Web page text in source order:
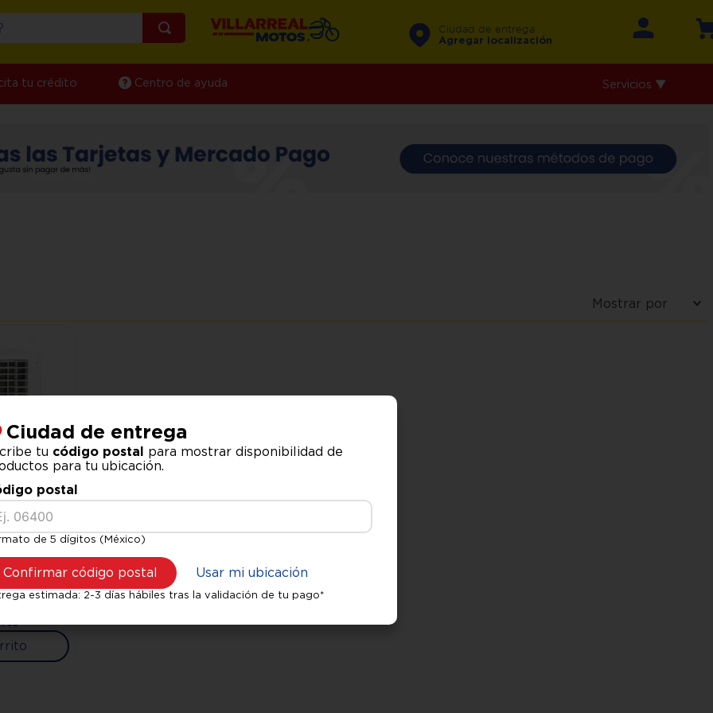
Ciudad de entrega
Agregar localización
tu crédito Centro de ayuda Servicios ▼
R 3900
Ventana
Ciudad de entrega
tu código postal para mostrar disponibilidad de
para tu ubicación.
postal
de 5 dígitos (México)
Confirmar código postal Usar mi ubicación
estimada: 2-3 días hábiles tras la validación de tu pago*